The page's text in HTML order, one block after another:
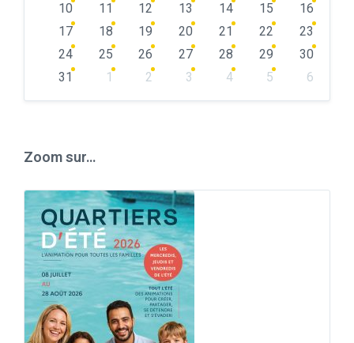
10
11 12 13 14 15
16
17
18 19 20 21 22
23
24
25 26 27 28 29
30
31
1 2 3 4 5
6
Zoom sur…